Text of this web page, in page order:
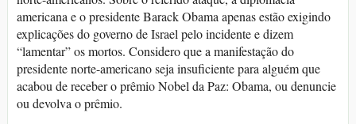
americana e o presidente Barack Obama apenas estão exigindo
explicações do governo de Israel pelo incidente e dizem
“lamentar” os mortos. Considero que a manifestação do
presidente norte-americano seja insuficiente para alguém que
acabou de receber o prêmio Nobel da Paz: Obama, ou denuncie
ou devolva o prêmio.